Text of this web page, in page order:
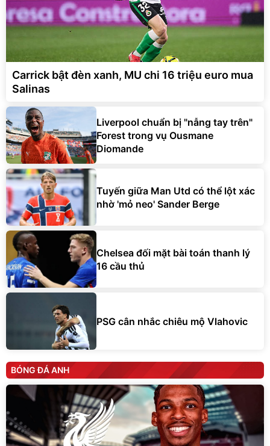
Carrick bật đèn xanh, MU chi 16 triệu euro mua
Salinas
Liverpool chuẩn bị "nẫng tay trên"
Forest trong vụ Ousmane
Diomande
Tuyến giữa Man Utd có thể lột xác
nhờ 'mỏ neo' Sander Berge
Chelsea đối mặt bài toán thanh lý
16 cầu thủ
PSG cân nhắc chiêu mộ Vlahovic
BÓNG ĐÁ ANH